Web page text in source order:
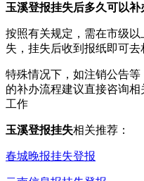
玉溪登报挂失后多久可以补
按照有关规定，需在市级
失，挂失后收到报纸即可去
特殊情况下，如注销公告
的补办流程建议直接咨询
工作
玉溪登报挂失相关推荐：
春城晚报挂失登报